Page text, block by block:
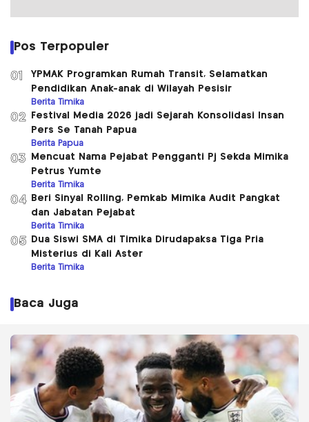
Pos Terpopuler
01
YPMAK Programkan Rumah Transit, Selamatkan
Pendidikan Anak-anak di Wilayah Pesisir
Berita Timika
02
Festival Media 2026 jadi Sejarah Konsolidasi Insan
Pers Se Tanah Papua
Berita Papua
03
Mencuat Nama Pejabat Pengganti Pj Sekda Mimika
Petrus Yumte
Berita Timika
04
Beri Sinyal Rolling, Pemkab Mimika Audit Pangkat
dan Jabatan Pejabat
Berita Timika
05
Dua Siswi SMA di Timika Dirudapaksa Tiga Pria
Misterius di Kali Aster
Berita Timika
Baca Juga